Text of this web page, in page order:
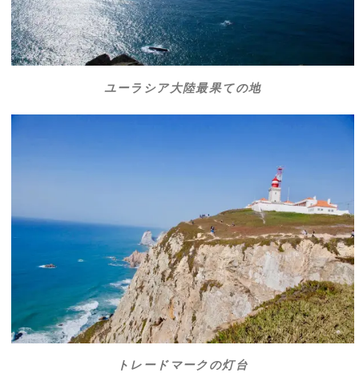
ユーラシア大陸最果ての地
トレードマークの灯台